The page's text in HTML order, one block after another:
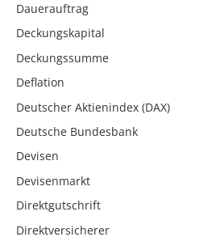
Dauerauftrag
Deckungskapital
Deckungssumme
Deflation
Deutscher Aktienindex (DAX)
Deutsche Bundesbank
Devisen
Devisenmarkt
Direktgutschrift
Direktversicherer